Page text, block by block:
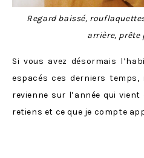
Regard baissé,
arrière, prête
Si vous avez désormais
espacés ces derniers
revienne sur l’année qui
retiens et ce que je compte